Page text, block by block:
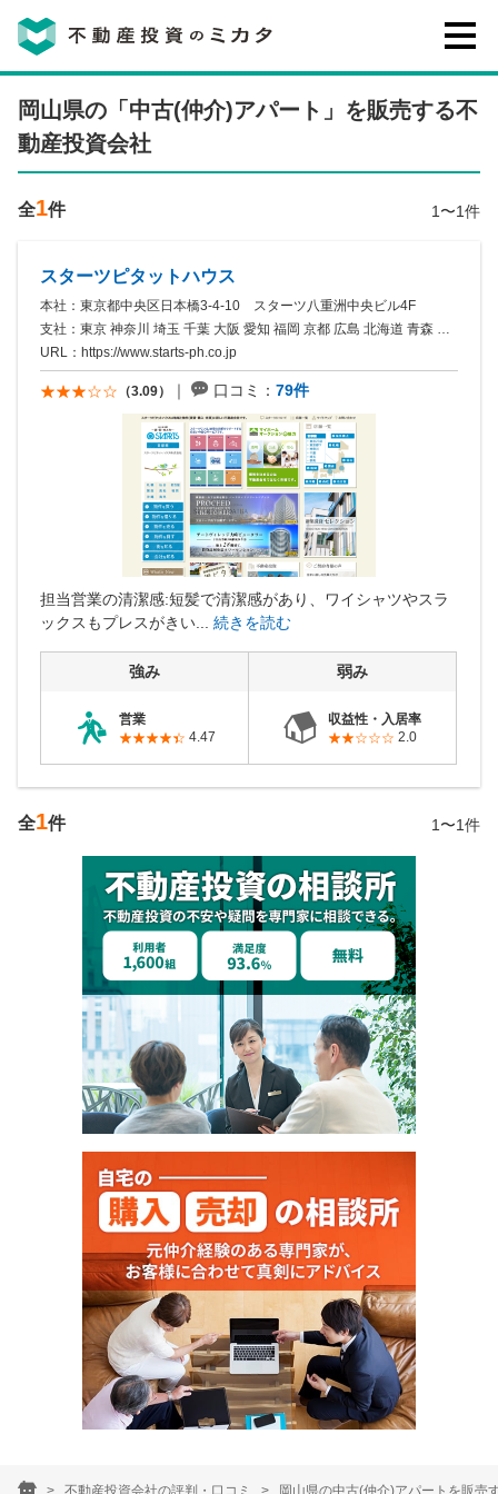
不動産投資のミカタとは
講座・セミナー
お客様の声
ご質問・ご予約 0120-146-460
営業時間：10:00〜19:00(土日祝も営業中) 定休日：水
岡山県の「中古(仲介)アパート」を販売する不
動産投資会社
全1件 1〜1件
スターツピタットハウス
本社：東京都中央区日本橋3-4-10 スターツ八重洲中央ビル4F
支社：東京 神奈川 埼玉 千葉 大阪 愛知 福岡 京都 広島 北海道 青森 岩手 宮城 秋田 山形 福島 茨城 栃木 群馬 ...
URL： https://www.starts-ph.co.jp
（3.09） 口コミ： 79件
担当営業の清潔感:短髪で清潔感があり、ワイシャツやスラ
ックスもプレスがきい... 続きを読む
強み
営業
4.47
弱み
収益性・入居率
2.0
全1件 1〜1件
不動産投資会社の評判・口コミ 岡山県の中古(仲介)アパートを販売